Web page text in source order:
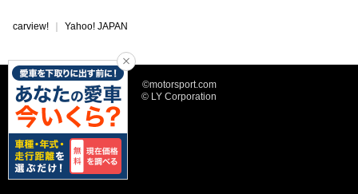
carview! Yahoo! JAPAN
©motorsport.com
© LY Corporation